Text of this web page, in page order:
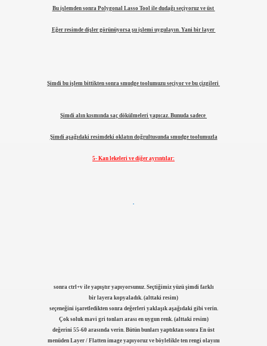
Bu işlemden sonra Polygonal Lasso Tool ile dudağı seçiyoruz ve üst
Eğer resimde dişler görünüyorsa şu işlemi uygulayın. Yani bir layer
Şimdi bu işlem bittikten sonra smudge toolumuzu seçiyor ve bu çizgileri
Şimdi alın kısmında saç dökülmeleri yapıcaz. Bunuda sadece
Şimdi aşağıdaki resimdeki oklatın doğrultusunda smudge toolumuzla
5- Kan lekeleri ve diğer ayrıntılar:
sonra ctrl+v ile yapıştır yapıyorsunuz. Seçtiğimiz yüzü şimdi farklı
bir layera kopyaladık. (alttaki resim)
seçeneğini işaretledikten sonra değerleri yaklaşık aşağıdaki gibi verin.
Çok soluk mavi gri tonları arası en uygun renk. (alttaki resim)
değerini 55-60 arasında verin. Bütün bunları yaptıktan sonra En üst
menüden Layer / Flatten image yapıyoruz ve böylelikle ten rengi olayını